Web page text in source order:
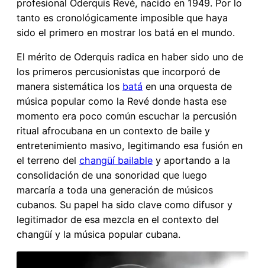
profesional Oderquis Revé, nacido en 1949. Por lo
tanto es cronológicamente imposible que haya
sido el primero en mostrar los batá en el mundo.
El mérito de Oderquis radica en haber sido uno de
los primeros percusionistas que incorporó de
manera sistemática los batá en una orquesta de
música popular como la Revé donde hasta ese
momento era poco común escuchar la percusión
ritual afrocubana en un contexto de baile y
entretenimiento masivo, legitimando esa fusión en
el terreno del changüí bailable y aportando a la
consolidación de una sonoridad que luego
marcaría a toda una generación de músicos
cubanos. Su papel ha sido clave como difusor y
legitimador de esa mezcla en el contexto del
changüí y la música popular cubana.